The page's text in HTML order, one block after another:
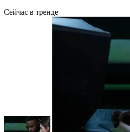
Сейчас в тренде